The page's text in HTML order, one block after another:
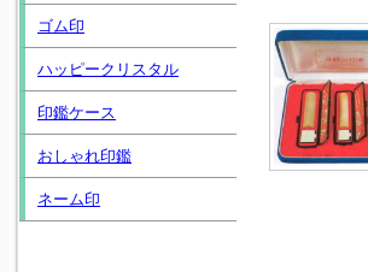
ゴム印
ハッピークリスタル
印鑑ケース
おしゃれ印鑑
ネーム印